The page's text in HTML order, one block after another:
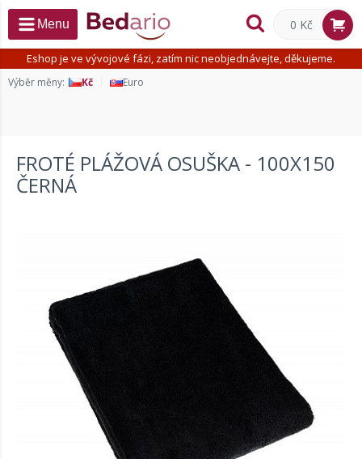
Eshop je ve vývojové fázi, zatím nic neobjednávejte, děkujeme.
Výběr měny: Kč Euro
Menu 0 Kč
FROTÉ PLÁŽOVÁ OSUŠKA - 100X150
ČERNÁ